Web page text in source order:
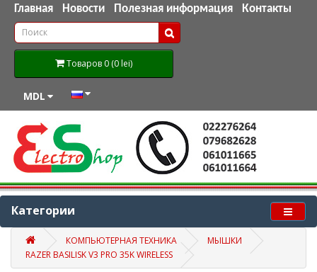
Главная Новости Полезная информация Контакты
Товаров 0 (0 lei)
MDL
Категории
КОМПЬЮТЕРНАЯ ТЕХНИКА
МЫШКИ
RAZER BASILISK V3 PRO 35K WIRELESS